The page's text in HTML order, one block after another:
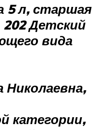
5 л, старшая
Детский
вида
Николаевна,
категории,